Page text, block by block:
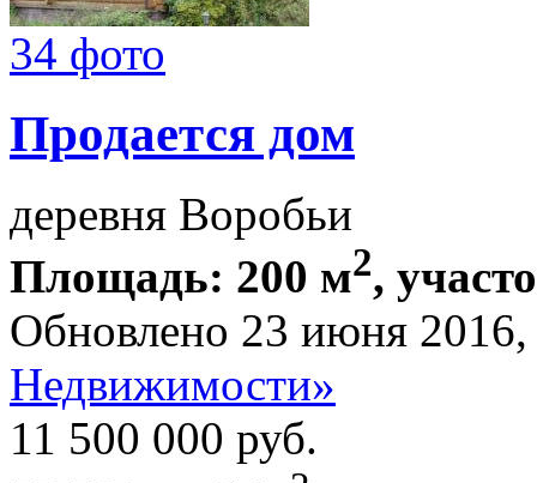
34 фото
Продается дом
деревня Воробьи
Площадь: 200 м2,
Обновлено 23 июня
Недвижимости»
11 500 000 руб.